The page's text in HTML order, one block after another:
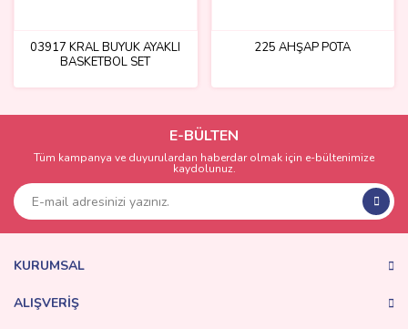
03917 KRAL BÜYÜK AYAKLI
BASKETBOL SET
225 AHŞAP POTA
E-BÜLTEN
Tüm kampanya ve duyurulardan haberdar olmak için e-bültenimize
kaydolunuz.
KURUMSAL
ALIŞVERİŞ